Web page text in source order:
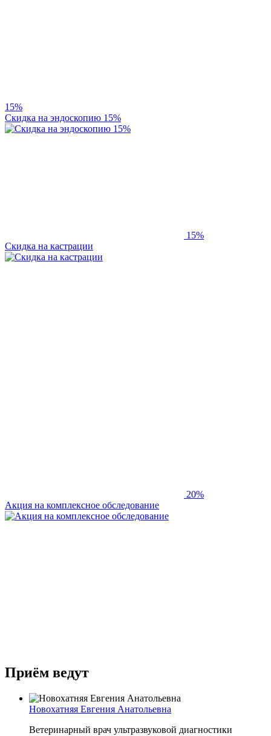
15%
Скидка на эндоскопию 15%
15%
Скидка на кастрации
20%
Акция на комплексное обследование
Приём ведут
Новохатняя Евгения Анатольевна
Ветеринарный врач ультразвуковой диагностики